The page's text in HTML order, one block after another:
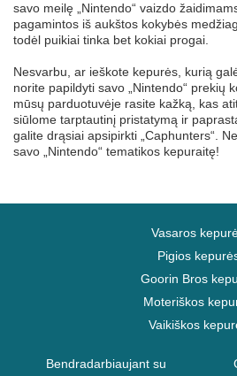
savo meilę „Nintendo“ vaizdo
pagamintos iš aukštos kokybės
todėl puikiai tinka bet kokiai progai.
Nesvarbu, ar ieškote kepurės, kurią
norite papildyti savo „Nintendo“ prekių
mūsų parduotuvėje rasite kažką, kas
siūlome tarptautinį pristatymą ir
galite drąsiai apsipirkti „Caphunters“.
savo „Nintendo“ tematikos kepuraitę!
Vasaros
Pigios
Goorin Bros
Moteriškos
Vaikiškos
Bendradarbiaujant su